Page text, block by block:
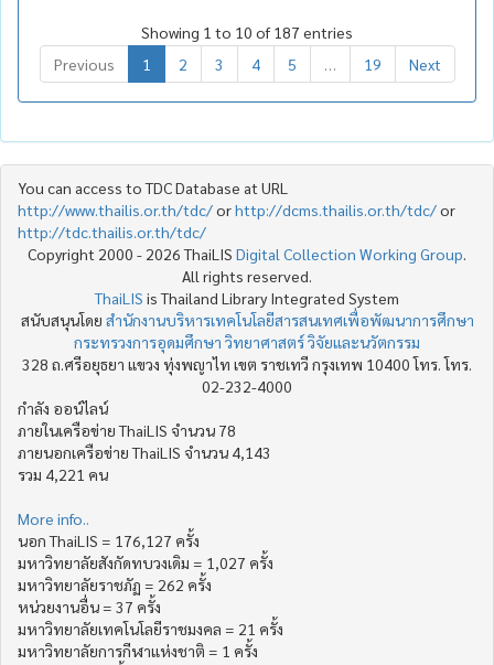
Showing 1 to 10 of 187 entries
Previous
1 2 3 4 5 19 Next
You can access to TDC Database at URL
http://www.thailis.or.th/tdc/orhttp://dcms.thailis.or.th/tdc/or
http://tdc.thailis.or.th/tdc/
Copyright 2000 - 2026 ThaiLIS Digital Collection Working Group
All rights reserved.
ThaiLIS is Thailand Library Integrated System
สนับสนุนโดย สำนักงานบริหารเทคโนโลยีสารสนเทศเพื่อพัฒนาการศึกษา
กระทรวงการอุดมศึกษา วิทยาศาสตร์ วิจัยและนวัตกรรม
328 ถ.ศรีอยุธยา แขวง ทุ่งพญาไท เขต ราชเทวี กรุงเทพ 10400 โทร. โทร.
02-232-4000
กำลัง ออน์ไลน์
ภายในเครือข่าย ThaiLIS จำนวน 78
ภายนอกเครือข่าย ThaiLIS จำนวน 4,143
รวม 4,221 คน
More info..
นอก ThaiLIS = 176,127 ครั้ง
มหาวิทยาลัยสังกัดทบวงเดิม = 1,027 ครั้ง
มหาวิทยาลัยราชภัฏ = 262 ครั้ง
หน่วยงานอื่น = 37 ครั้ง
มหาวิทยาลัยเทคโนโลยีราชมงคล = 21 ครั้ง
มหาวิทยาลัยการกีฬาแห่งชาติ = 1 ครั้ง